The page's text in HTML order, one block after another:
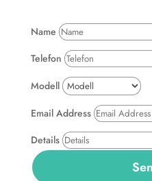
Name
Telefon
Modell
Email Address
Details